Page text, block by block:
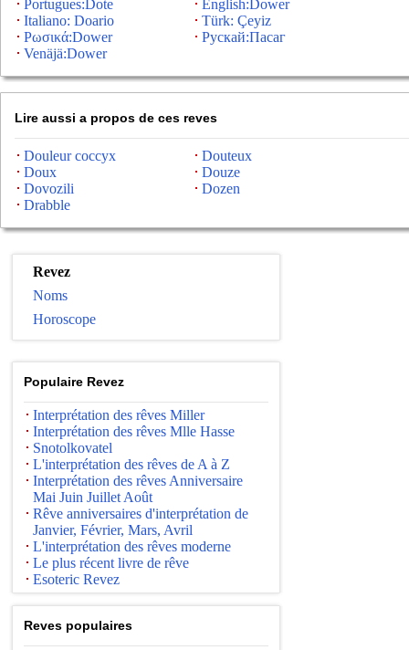
Portugues:Dote
English:Dower
Italiano: Doario
Türk: Çeyiz
Ρωσικά:Dower
Рускай:Пасаг
Venäjä:Dower
Lire aussi a propos de ces reves
Douleur coccyx
Douteux
Doux
Douze
Dovozili
Dozen
Drabble
Revez
Noms
Horoscope
Populaire Revez
Interprétation des rêves Miller
Interprétation des rêves Mlle Hasse
Snotolkovatel
L'interprétation des rêves de A à Z
Interprétation des rêves Anniversaire
Mai Juin Juillet Août
Rêve anniversaires d'interprétation de
Janvier, Février, Mars, Avril
L'interprétation des rêves moderne
Le plus récent livre de rêve
Esoteric Revez
Reves populaires